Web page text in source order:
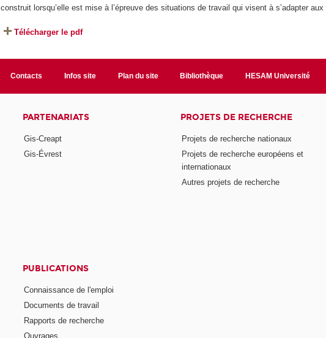
construit lorsqu’elle est mise à l’épreuve des situations de travail qui visent à s’adapter aux
Télécharger le pdf
Contacts Infos site Plan du site Bibliothèque HESAM Université
PARTENARIATS
Gis-Creapt
Gis-Évrest
PROJETS DE RECHERCHE
Projets de recherche nationaux
Projets de recherche européens et
internationaux
Autres projets de recherche
PUBLICATIONS
Connaissance de l'emploi
Documents de travail
Rapports de recherche
Ouvrages